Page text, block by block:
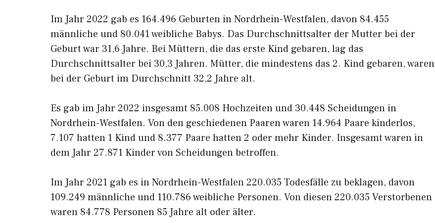
Im Jahr 2022 gab es 164.496 Geburten in Nordrhein-Westfalen, davon 84.455
männliche und 80.041 weibliche Babys. Das Durchschnittsalter der Mutter bei der
Geburt war 31,6 Jahre. Bei Müttern, die das erste Kind gebaren, lag das
Durchschnittsalter bei 30,3 Jahren. Mütter, die mindestens das 2. Kind gebaren, waren
bei der Geburt im Durchschnitt 32,2 Jahre alt.
Es gab im Jahr 2022 insgesamt 85.008 Hochzeiten und 30.448 Scheidungen in
Nordrhein-Westfalen. Von den geschiedenen Paaren waren 14.964 Paare kinderlos,
7.107 hatten 1 Kind und 8.377 Paare hatten 2 oder mehr Kinder. Insgesamt waren in
dem Jahr 27.871 Kinder von Scheidungen betroffen.
Im Jahr 2021 gab es in Nordrhein-Westfalen 220.035 Todesfälle zu beklagen, davon
109.249 männliche und 110.786 weibliche Personen. Von diesen 220.035 Verstorbenen
waren 84.778 Personen 85 Jahre alt oder älter.